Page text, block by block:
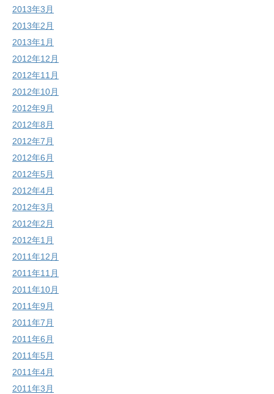
2013年3月
2013年2月
2013年1月
2012年12月
2012年11月
2012年10月
2012年9月
2012年8月
2012年7月
2012年6月
2012年5月
2012年4月
2012年3月
2012年2月
2012年1月
2011年12月
2011年11月
2011年10月
2011年9月
2011年7月
2011年6月
2011年5月
2011年4月
2011年3月